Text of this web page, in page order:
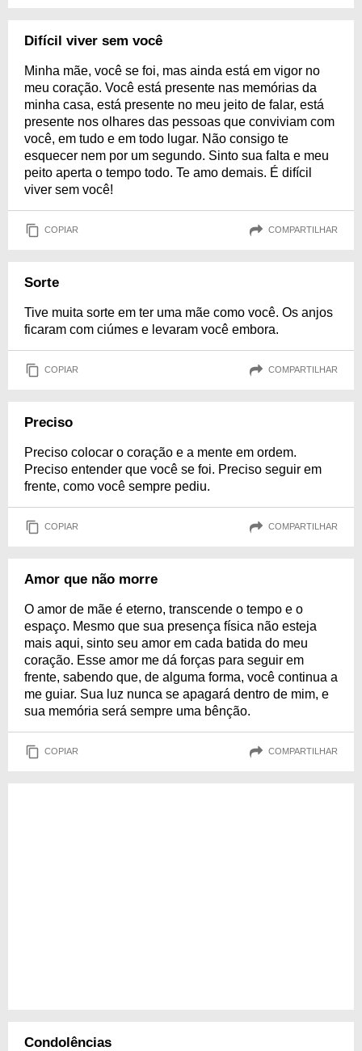
Difícil viver sem você
Minha mãe, você se foi, mas ainda está em vigor no
meu coração. Você está presente nas memórias da
minha casa, está presente no meu jeito de falar, está
presente nos olhares das pessoas que conviviam com
você, em tudo e em todo lugar. Não consigo te
esquecer nem por um segundo. Sinto sua falta e meu
peito aperta o tempo todo. Te amo demais. É difícil
viver sem você!
COPIAR COMPARTILHAR
Sorte
Tive muita sorte em ter uma mãe como você. Os anjos
ficaram com ciúmes e levaram você embora.
COPIAR COMPARTILHAR
Preciso
Preciso colocar o coração e a mente em ordem.
Preciso entender que você se foi. Preciso seguir em
frente, como você sempre pediu.
COPIAR COMPARTILHAR
Amor que não morre
O amor de mãe é eterno, transcende o tempo e o
espaço. Mesmo que sua presença física não esteja
mais aqui, sinto seu amor em cada batida do meu
coração. Esse amor me dá forças para seguir em
frente, sabendo que, de alguma forma, você continua a
me guiar. Sua luz nunca se apagará dentro de mim, e
sua memória será sempre uma bênção.
COPIAR COMPARTILHAR
Condolências